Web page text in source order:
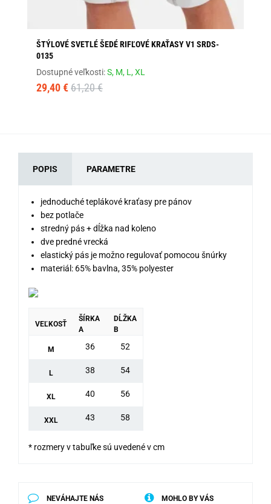
ŠTÝLOVÉ SVETLÉ ŠEDÉ RIFĽOVÉ KRAŤASY V1 SRDS-
0135
Dostupné veľkosti:S, M, L,XL
29,40 € 61,20 €
POPIS PARAMETRE
jednoduché teplákové kraťasy pre pánov
bez potlače
stredný pás + dĺžka nad koleno
dve predné vrecká
elastický pás je možno regulovať pomocou šnúrky
materiál: 65% bavlna, 35% polyester
VEĽKOSŤ
ŠÍRKA
A
DĹŽKA
B
M 36 52
L 38 54
XL 40 56
XXL 43 58
* rozmery v tabuľke sú uvedené v cm
NEVÁHAJTE NÁS
MOHLO BY VÁS